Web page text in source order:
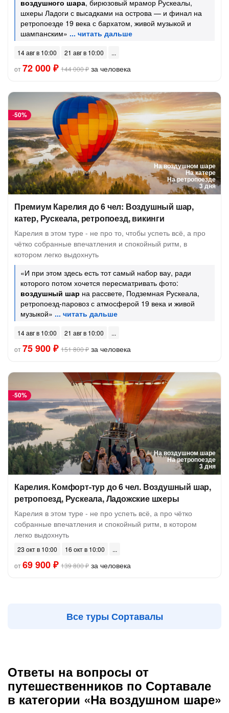
воздушного шара, бирюзовый мрамор Рускеалы,
шхеры Ладоги с высадками на острова — и финал на
ретропоезде 19 века с бархатом, живой музыкой и
шампанским»
14 авг в 10:00
21 авг в 10:00
от72 000 ₽ 144 000 ₽ за человека
На воздушном шаре
На катере
На ретропоезде
3 дня
-50%
Премиум Карелия до 6 чел: Воздушный шар,
катер, Рускеала, ретропоезд, викинги
Карелия в этом туре - не про то, чтобы успеть всё, а про
чётко собранные впечатления и спокойный ритм, в
котором легко выдохнуть
«И при этом здесь есть тот самый набор вау, ради
которого потом хочется пересматривать фото:
воздушный шар на рассвете, Подземная Рускеала,
ретропоезд-паровоз с атмосферой 19 века и живой
музыкой»
14 авг в 10:00
21 авг в 10:00
от75 900 ₽ 151 800 ₽ за человека
На воздушном шаре
На ретропоезде
3 дня
-50%
Карелия. Комфорт-тур до 6 чел. Воздушный шар,
ретропоезд, Рускеала, Ладожские шхеры
Карелия в этом туре - не про успеть всё, а про чётко
собранные впечатления и спокойный ритм, в котором
легко выдохнуть
23 окт в 10:00
16 окт в 10:00
от69 900 ₽ 139 800 ₽ за человека
Все туры Сортавалы
Ответы на вопросы от
путешественников по Сортавале
в категории «На воздушном шаре»